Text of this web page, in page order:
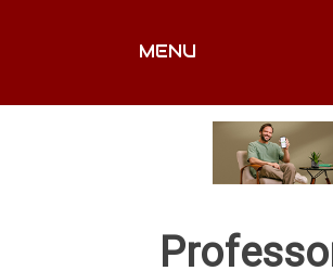
MENU